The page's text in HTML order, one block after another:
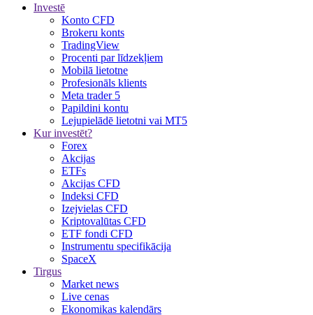
Investē
Konto CFD
Brokeru konts
TradingView
Procenti par līdzekļiem
Mobilā lietotne
Profesionāls klients
Meta trader 5
Papildini kontu
Lejupielādē lietotni vai MT5
Kur investēt?
Forex
Akcijas
ETFs
Akcijas CFD
Indeksi CFD
Izejvielas CFD
Kriptovalūtas CFD
ETF fondi CFD
Instrumentu specifikācija
SpaceX
Tirgus
Market news
Live cenas
Ekonomikas kalendārs